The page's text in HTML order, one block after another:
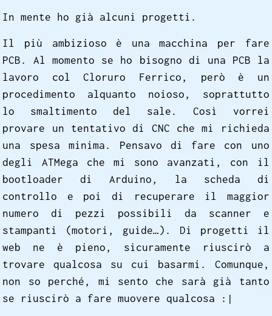
In mente ho già alcuni progetti.
Il più ambizioso è una macchina per fare
PCB. Al momento se ho bisogno di una PCB la
lavoro col Cloruro Ferrico, però è un
procedimento alquanto noioso, soprattutto
lo smaltimento del sale. Così vorrei
provare un tentativo di CNC che mi richieda
una spesa minima. Pensavo di fare con uno
degli ATMega che mi sono avanzati, con il
bootloader di Arduino, la scheda di
controllo e poi di recuperare il maggior
numero di pezzi possibili da scanner e
stampanti (motori, guide…). Di progetti il
web ne è pieno, sicuramente riuscirò a
trovare qualcosa su cui basarmi. Comunque,
non so perché, mi sento che sarà già tanto
se riuscirò a fare muovere qualcosa :|